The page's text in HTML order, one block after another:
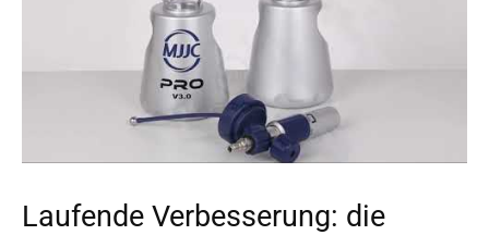
Laufende Verbesserung: die